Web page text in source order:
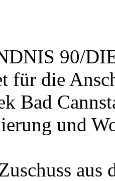
90/
für die
Bad
und